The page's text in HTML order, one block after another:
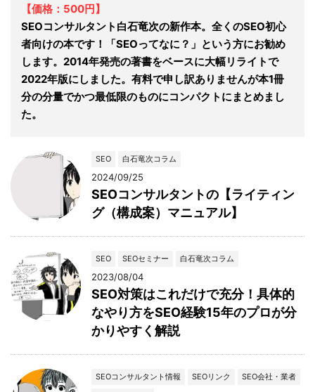
【価格：500円】
SEOコンサルタント白石竜次の新作本。全くのSEO初心
者向けの本です！「SEOってなに？」という方にお勧め
します。2014年発売の著書をベースに大幅リライトで
2022年版にしました。有料で申し訳ありませんが本1冊
分の分量でかつ最低限のものにコンパクトにまとめまし
た。
SEO 白石竜次コラム
2024/09/25
SEOコンサルタントの【ライティン
グ（構成案）マニュアル】
SEO SEOセミナー 白石竜次コラム
2023/08/04
SEO対策はこれだけで充分！具体的
なやり方をSEO経験15年のプロが分
かりやすく解説
SEOコンサルタント情報 SEOリンク
SEO会社・業者